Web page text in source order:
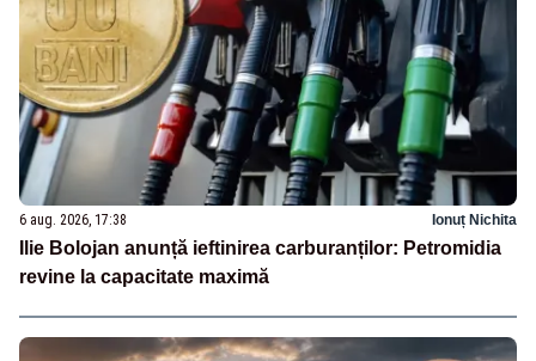
6 aug. 2026, 17:38 Ionuț Nichita
Ilie Bolojan anunță ieftinirea carburanților: Petromidia
revine la capacitate maximă